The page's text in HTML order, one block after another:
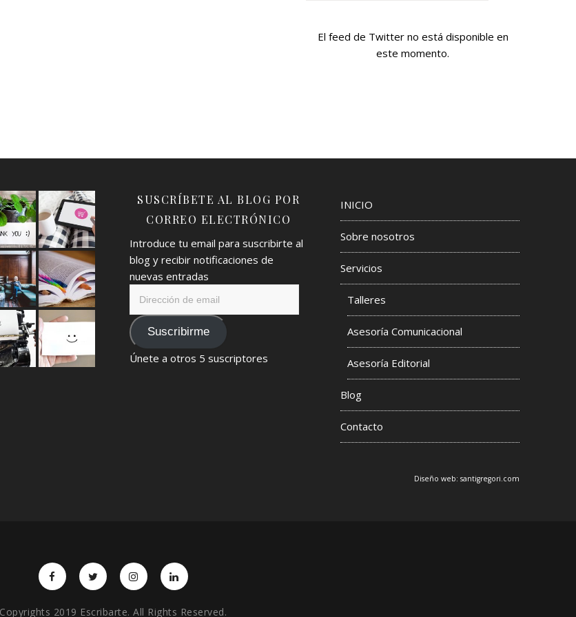
El feed de Twitter no está disponible en
este momento.
SUSCRÍBETE AL BLOG POR
CORREO ELECTRÓNICO
Introduce tu email para suscribirte al
blog y recibir notificaciones de
nuevas entradas
emailSuscribirme
Únete a otros 5 suscriptores
INICIO
Sobre nosotros
Servicios
Talleres
Asesoría Comunicacional
Asesoría Editorial
Blog
Contacto
Diseño web: santigregori.com
Copyrights 2019 Escribarte. All Rights Reserved.